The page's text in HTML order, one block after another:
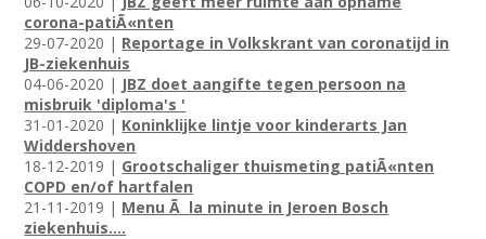
corona-patiÃ«nten
29-07-2020 | Reportage in Volkskrant van coronatijd in
JB-ziekenhuis
04-06-2020 | JBZ doet aangifte tegen persoon na
misbruik 'diploma's '
31-01-2020 | Koninklijke lintje voor kinderarts Jan
Widdershoven
18-12-2019 | Grootschaliger thuismeting patiÃ«nten
COPD en/of hartfalen
21-11-2019 | Menu Ã la minute in Jeroen Bosch
ziekenhuis....